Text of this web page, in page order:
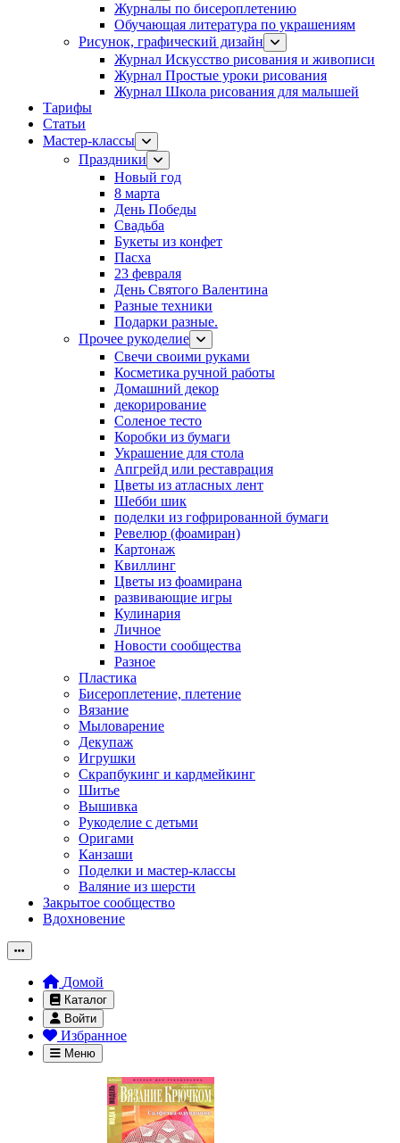
Журналы по бисероплетению
Обучающая литература по украшениям
Рисунок, графический дизайн
Журнал Искусство рисования и живописи
Журнал Простые уроки рисования
Журнал Школа рисования для малышей
Тарифы
Статьи
Мастер-классы
Праздники
Новый год
8 марта
День Победы
Свадьба
Букеты из конфет
Пасха
23 февраля
День Святого Валентина
Разные техники
Подарки разные.
Прочее рукоделие
Свечи своими руками
Косметика ручной работы
Домашний декор
декорирование
Соленое тесто
Коробки из бумаги
Украшение для стола
Апгрейд или реставрация
Цветы из атласных лент
Шебби шик
поделки из гофрированной бумаги
Ревелюр (фоамиран)
Картонаж
Квиллинг
Цветы из фоамирана
развивающие игры
Кулинария
Личное
Новости сообщества
Разное
Пластика
Бисероплетение, плетение
Вязание
Мыловарение
Декупаж
Игрушки
Скрапбукинг и кардмейкинг
Шитье
Вышивка
Рукоделие с детьми
Оригами
Канзаши
Поделки и мастер-классы
Валяние из шерсти
Закрытое сообщество
Вдохновение
Домой
Каталог
Войти
Избранное
Меню